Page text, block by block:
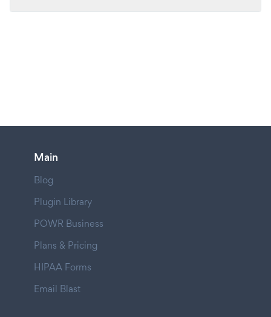
Main
Blog
Plugin Library
POWR Business
Plans & Pricing
HIPAA Forms
Email Blast